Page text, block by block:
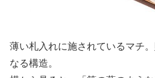
薄い札入れに施されているマチ
なる構造。